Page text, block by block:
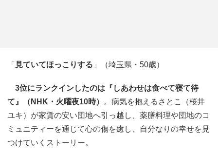
「 見ていてほっこりする 」（埼玉県・50歳）
3位にランクインしたのは『しあわせは食べて寝て待
て』（NHK・火曜夜10時）
。病気を抱えるさとこ（桜井
ユキ）が家賃の安い団地へ引っ越し、薬膳料理や団地のコ
ミュニティーを通じて心の傷を癒し、自分なりの幸せを見
つけていくストーリー。